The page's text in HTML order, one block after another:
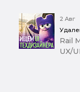
2 Авг
Rail
UX/